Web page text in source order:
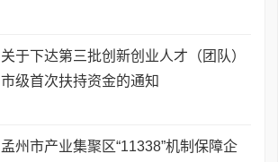
关于下达第三批创新创业人才（团队）
市级首次扶持资金的通知
孟州市产业集聚区“11338”机制保障企